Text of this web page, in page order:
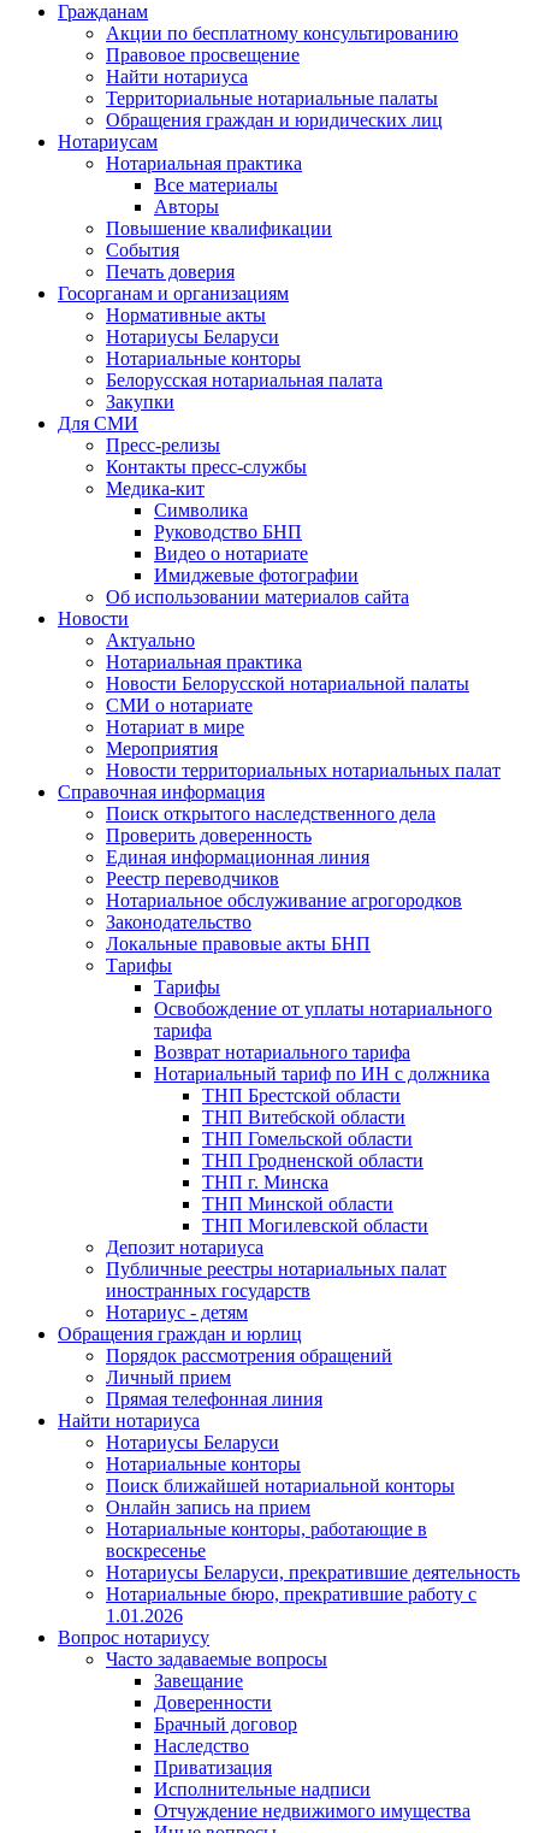
Гражданам
Акции по бесплатному консультированию
Правовое просвещение
Найти нотариуса
Территориальные нотариальные палаты
Обращения граждан и юридических лиц
Нотариусам
Нотариальная практика
Все материалы
Авторы
Повышение квалификации
События
Печать доверия
Госорганам и организациям
Нормативные акты
Нотариусы Беларуси
Нотариальные конторы
Белорусская нотариальная палата
Закупки
Для СМИ
Пресс-релизы
Контакты пресс-службы
Медика-кит
Символика
Руководство БНП
Видео о нотариате
Имиджевые фотографии
Об использовании материалов сайта
Новости
Актуально
Нотариальная практика
Новости Белорусской нотариальной палаты
СМИ о нотариате
Нотариат в мире
Мероприятия
Новости территориальных нотариальных палат
Справочная информация
Поиск открытого наследственного дела
Проверить доверенность
Единая информационная линия
Реестр переводчиков
Нотариальное обслуживание агрогородков
Законодательство
Локальные правовые акты БНП
Тарифы
Тарифы
Освобождение от уплаты нотариального
тарифа
Возврат нотариального тарифа
Нотариальный тариф по ИН с должника
ТНП Брестской области
ТНП Витебской области
ТНП Гомельской области
ТНП Гродненской области
ТНП г. Минска
ТНП Минской области
ТНП Могилевской области
Депозит нотариуса
Публичные реестры нотариальных палат
иностранных государств
Нотариус - детям
Обращения граждан и юрлиц
Порядок рассмотрения обращений
Личный прием
Прямая телефонная линия
Найти нотариуса
Нотариусы Беларуси
Нотариальные конторы
Поиск ближайшей нотариальной конторы
Онлайн запись на прием
Нотариальные конторы, работающие в
воскресенье
Нотариусы Беларуси, прекратившие деятельность
Нотариальные бюро, прекратившие работу с
1.01.2026
Вопрос нотариусу
Часто задаваемые вопросы
Завещание
Доверенности
Брачный договор
Наследство
Приватизация
Исполнительные надписи
Отчуждение недвижимого имущества